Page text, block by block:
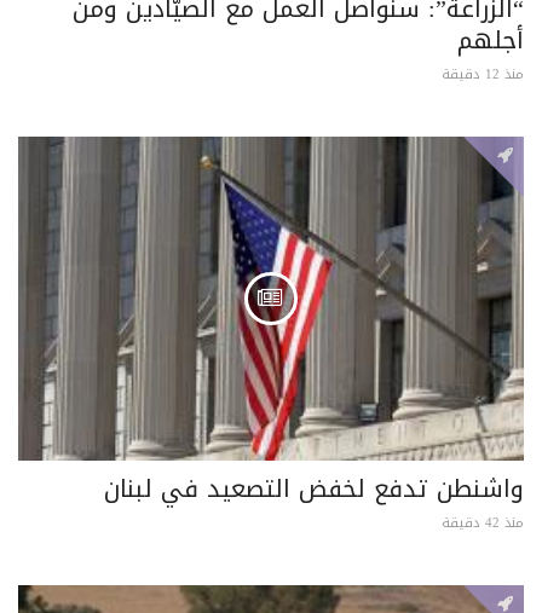
أجلهم
منذ 12 دقيقة
واشنطن تدفع لخفض التصعيد في لبنان
منذ 42 دقيقة